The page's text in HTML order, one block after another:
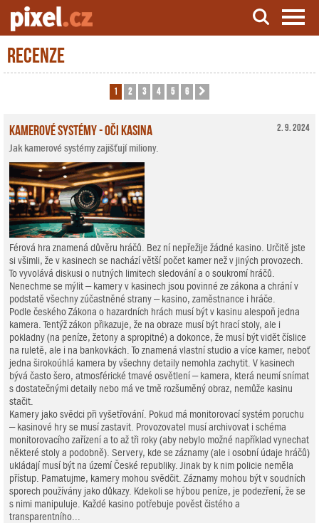
Server o natáčení a zpracování videa
Recenze
1 2 3 4 5 6
2. 9. 2024
Kamerové systémy - oči kasina
Jak kamerové systémy zajišťují miliony.
Férová hra znamená důvěru hráčů. Bez ní nepřežije žádné kasino. Určitě jste
si všimli, že v kasinech se nachází větší počet kamer než v jiných provozech.
To vyvolává diskusi o nutných limitech sledování a o soukromí hráčů.
Nenechme se mýlit – kamery v kasinech jsou povinné ze zákona a chrání v
podstatě všechny zúčastněné strany – kasino, zaměstnance i hráče.
Podle českého Zákona o hazardních hrách musí být v kasinu alespoň jedna
kamera. Tentýž zákon přikazuje, že na obraze musí být hrací stoly, ale i
pokladny (na peníze, žetony a spropitné) a dokonce, že musí být vidět číslice
na ruletě, ale i na bankovkách. To znamená vlastní studio a více kamer, neboť
jedna širokoúhlá kamera by všechny detaily nemohla zachytit. V kasinech
bývá často šero, atmosférické tmavé osvětlení – kamera, která neumí snímat
s dostatečnými detaily nebo má ve tmě rozšuměný obraz, nemůže kasinu
stačit.
Kamery jako svědci při vyšetřování. Pokud má monitorovací systém poruchu
– kasinové hry se musí zastavit. Provozovatel musí archivovat i schéma
monitorovacího zařízení a to až tři roky (aby nebylo možné například vynechat
některé stoly a podobně). Servery, kde se záznamy (ale i osobní údaje hráčů)
ukládají musí být na území České republiky. Jinak by k nim policie neměla
přístup. Pamatujme, kamery mohou svědčit. Záznamy mohou být v soudních
sporech používány jako důkazy. Kdekoli se hýbou peníze, je podezření, že se
s nimi manipuluje. Každé kasino potřebuje pověst čistého a
transparentního...